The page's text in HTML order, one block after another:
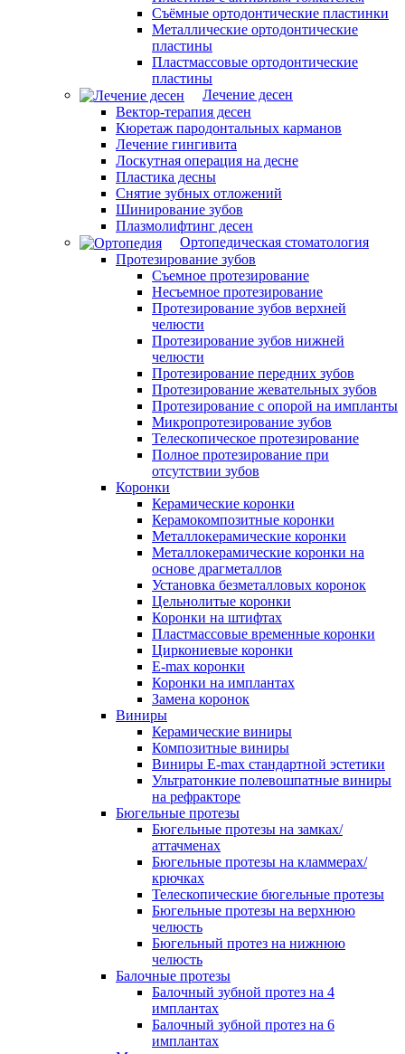
Съёмные ортодонтические пластинки
Металлические ортодонтические
пластины
Пластмассовые ортодонтические
пластины
Лечение десен
Вектор-терапия десен
Кюретаж пародонтальных карманов
Лечение гингивита
Лоскутная операция на десне
Пластика десны
Снятие зубных отложений
Шинирование зубов
Плазмолифтинг десен
Ортопедическая стоматология
Протезирование зубов
Съемное протезирование
Несъемное протезирование
Протезирование зубов верхней
челюсти
Протезирование зубов нижней
челюсти
Протезирование передних зубов
Протезирование жевательных зубов
Протезирование с опорой на импланты
Микропротезирование зубов
Телескопическое протезирование
Полное протезирование при
отсутствии зубов
Коронки
Керамические коронки
Керамокомпозитные коронки
Металлокерамические коронки
Металлокерамические коронки на
основе драгметаллов
Установка безметалловых коронок
Цельнолитые коронки
Коронки на штифтах
Пластмассовые временные коронки
Циркониевые коронки
E-max коронки
Коронки на имплантах
Замена коронок
Виниры
Керамические виниры
Композитные виниры
Виниры E-max стандартной эстетики
Ультратонкие полевошпатные виниры
на рефракторе
Бюгельные протезы
Бюгельные протезы на замках/
аттачменах
Бюгельные протезы на кламмерах/
крючках
Телескопические бюгельные протезы
Бюгельные протезы на верхнюю
челюсть
Бюгельный протез на нижнюю
челюсть
Балочные протезы
Балочный зубной протез на 4
имплантах
Балочный зубной протез на 6
имплантах